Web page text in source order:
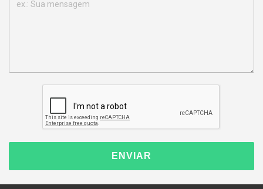
ENVIAR